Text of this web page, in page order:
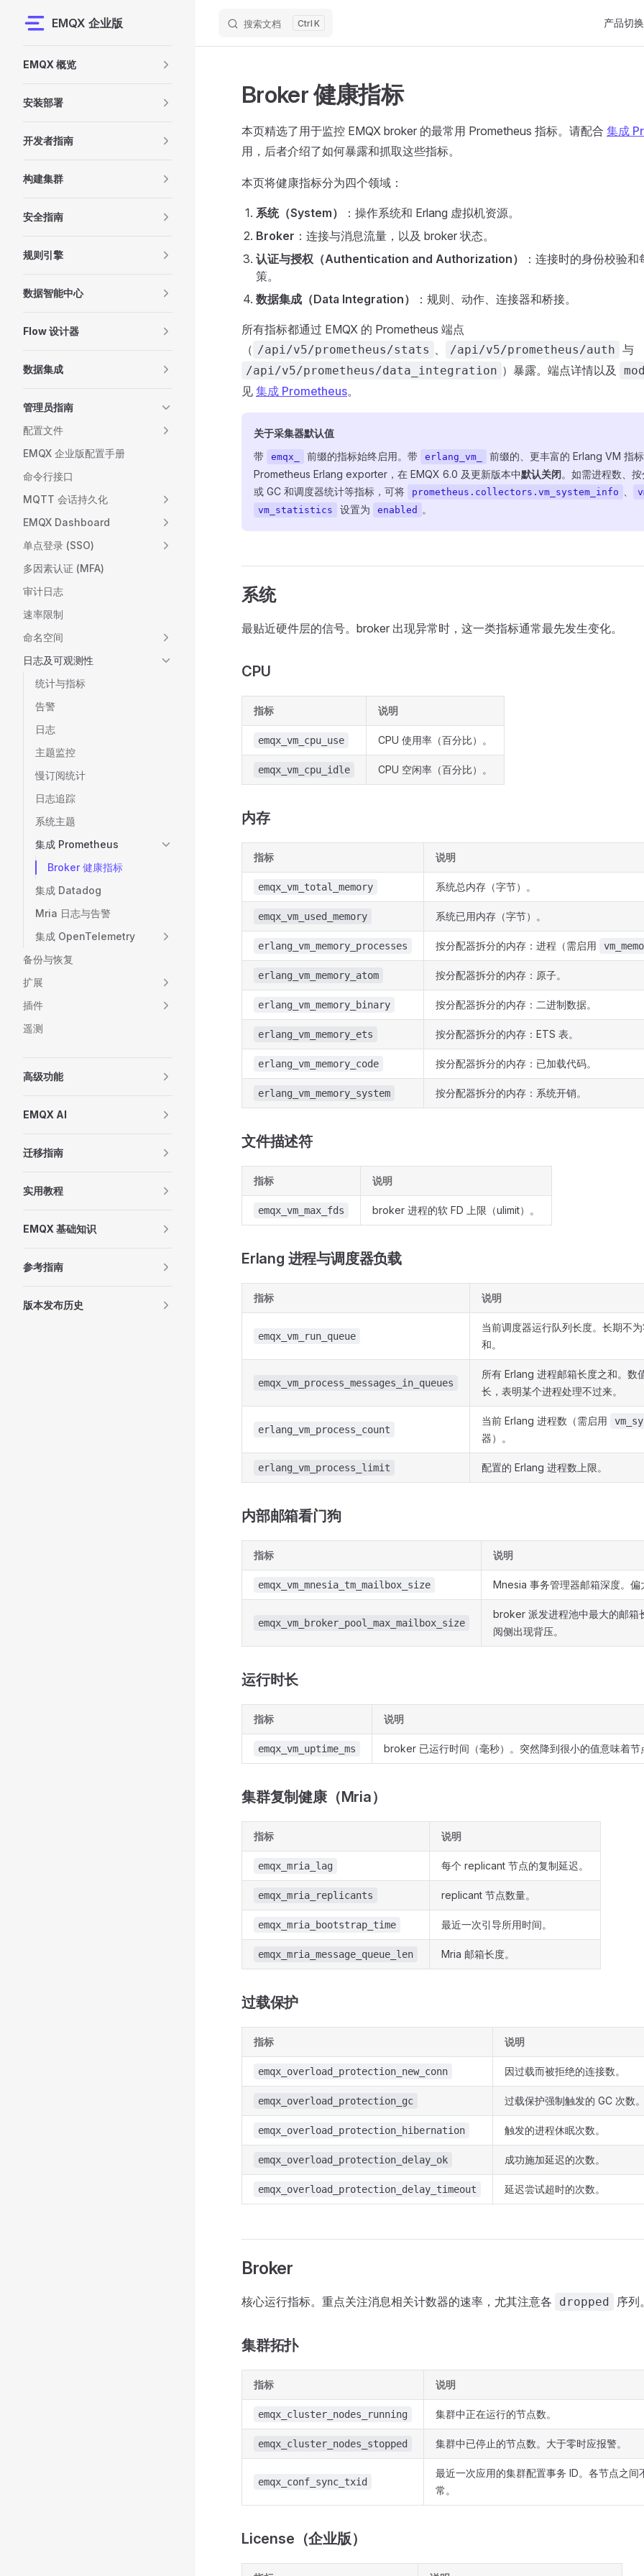
Skip to content
EMQX 企业版 搜索文档 K 产品切换
EMQX 概览
安装部署
开发者指南
构建集群
安全指南
规则引擎
数据智能中心
Flow 设计器
数据集成
管理员指南
配置文件
EMQX 企业版配置手册
命令行接口
MQTT 会话持久化
EMQX Dashboard
单点登录 (SSO)
多因素认证 (MFA)
审计日志
速率限制
命名空间
日志及可观测性
统计与指标
告警
日志
主题监控
慢订阅统计
日志追踪
系统主题
集成 Prometheus
Broker 健康指标
集成 Datadog
Mria 日志与告警
集成 OpenTelemetry
备份与恢复
扩展
插件
遥测
高级功能
EMQX AI
迁移指南
实用教程
EMQX 基础知识
参考指南
版本发布历史
Broker 健康指标
本页精选了用于监控 EMQX broker 的最常用 Prometheus 指标。请配合 集成
用，后者介绍了如何暴露和抓取这些指标。
本页将健康指标分为四个领域：
系统（System）
：操作系统和 Erlang 虚拟机资源。
Broker ：连接与消息流量，以及 broker 状态。
认证与授权（Authentication and Authorization）
：连接时的身份校验
策。
数据集成（Data Integration）
：规则、动作、连接器和桥接。
所有指标都通过 EMQX 的 Prometheus 端点
（ /api/v5/prometheus/stats 、 /api/v5/prometheus/auth 与
/api/v5/prometheus/data_integration ）暴露。端点详情以及
见 集成 Prometheus。
关于采集器默认值
带
emqx_ 前缀的指标始终启用。带 erlang_vm_
前缀的、更丰富的 Erlang VM 指
Prometheus Erlang exporter，在 EMQX 6.0 及更新版本中默认关闭。如需进程数、
或 GC 和调度器统计等指标，可将
prometheus.collectors.vm_system_info
vm_statistics 设置为 enabled 。
系统
最贴近硬件层的信号。broker 出现异常时，这一类指标通常最先发生变化。
CPU
指标 说明
emqx_vm_cpu_use CPU 使用率（百分比）。
emqx_vm_cpu_idle CPU 空闲率（百分比）。
内存
指标 说明
emqx_vm_total_memory 系统总内存（字节）。
emqx_vm_used_memory 系统已用内存（字节）。
erlang_vm_memory_processes 按分配器拆分的内存：进程（需启用
erlang_vm_memory_atom 按分配器拆分的内存：原子。
erlang_vm_memory_binary 按分配器拆分的内存：二进制数据。
erlang_vm_memory_ets 按分配器拆分的内存：ETS 表。
erlang_vm_memory_code 按分配器拆分的内存：已加载代码。
erlang_vm_memory_system 按分配器拆分的内存：系统开销。
文件描述符
指标 说明
emqx_vm_max_fds broker 进程的软 FD 上限（ulimit）。
Erlang 进程与调度器负载
指标 说明
emqx_vm_run_queue
当前调度器运行队列长度。长期不
和。
emqx_vm_process_messages_in_queues
所有 Erlang 进程邮箱长度之和。数
长，表明某个进程处理不过来。
erlang_vm_process_count
当前 Erlang 进程数（需启用
器）。
erlang_vm_process_limit 配置的 Erlang 进程数上限。
内部邮箱看门狗
指标 说明
emqx_vm_mnesia_tm_mailbox_size Mnesia 事务管理器邮箱深度。偏
emqx_vm_broker_pool_max_mailbox_size
broker 派发进程池中最大的邮箱
阅侧出现背压。
运行时长
指标 说明
emqx_vm_uptime_ms broker 已运行时间（毫秒）。突然降到很小的值意味着节
集群复制健康（Mria）
指标 说明
emqx_mria_lag 每个 replicant 节点的复制延迟。
emqx_mria_replicants replicant 节点数量。
emqx_mria_bootstrap_time 最近一次引导所用时间。
emqx_mria_message_queue_len Mria 邮箱长度。
过载保护
指标 说明
emqx_overload_protection_new_conn 因过载而被拒绝的连接数。
emqx_overload_protection_gc 过载保护强制触发的 GC 次数。
emqx_overload_protection_hibernation 触发的进程休眠次数。
emqx_overload_protection_delay_ok 成功施加延迟的次数。
emqx_overload_protection_delay_timeout 延迟尝试超时的次数。
Broker
核心运行指标。重点关注消息相关计数器的速率，尤其注意各 dropped 序列。
集群拓扑
指标 说明
emqx_cluster_nodes_running 集群中正在运行的节点数。
emqx_cluster_nodes_stopped 集群中已停止的节点数。大于零时应报警。
emqx_conf_sync_txid
最近一次应用的集群配置事务 ID。各节点之间
常。
License（企业版）